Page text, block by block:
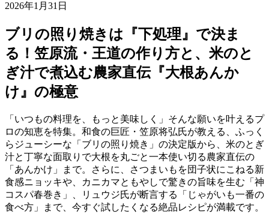
2026年1月31日
ブリの照り焼きは『下処理』で決ま
る！笠原流・王道の作り方と、米のと
ぎ汁で煮込む農家直伝『大根あんか
け』の極意
「いつもの料理を、もっと美味しく」そんな願いを叶えるプ
ロの知恵を特集。和食の巨匠・笠原将弘氏が教える、ふっく
らジューシーな「ブリの照り焼き」の決定版から、米のとぎ
汁と丁寧な面取りで大根を丸ごと一本使い切る農家直伝の
「あんかけ」まで。さらに、さつまいもを団子状にこねる新
食感ニョッキや、カニカマともやしで驚きの旨味を生む「神
コスパ春巻き」、リュウジ氏が断言する「じゃがいも一番の
食べ方」まで、今すぐ試したくなる絶品レシピが満載です。